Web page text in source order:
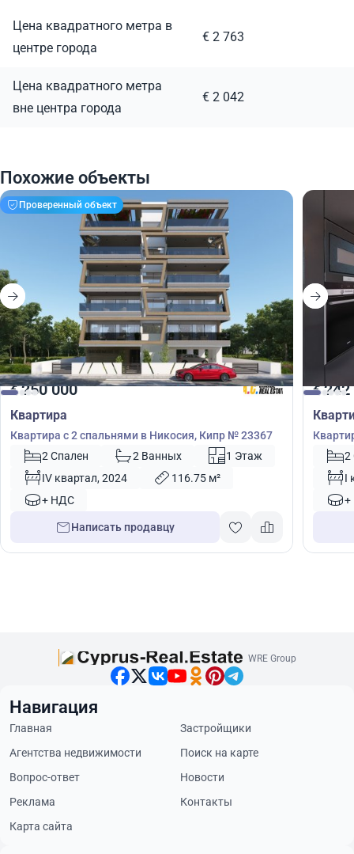
Цена квадратного метра в
центре города
€ 2 763
Цена квадратного метра
вне центра города
€ 2 042
Похожие объекты
Проверенный объект
€250 000
Квартира
Квартира с 2 спальнями в Никосия, Кипр № 23367
2 Спален
2 Ванных
1 Этаж
IV квартал, 2024
116.75 м²
+ НДС
Написать продавцу
€242
2
I
WRE Group
Навигация
Главная
Застройщики
Агентства недвижимости
Поиск на карте
Вопрос-ответ
Новости
Реклама
Контакты
Карта сайта